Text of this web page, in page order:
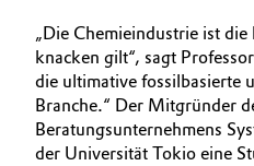
„Die Chemieindustrie ist die
knacken gilt“, sagt
die ultimative fossilbasierte
Branche.“ Der Mitgründer
Beratungsunternehmens
der Universität Tokio eine